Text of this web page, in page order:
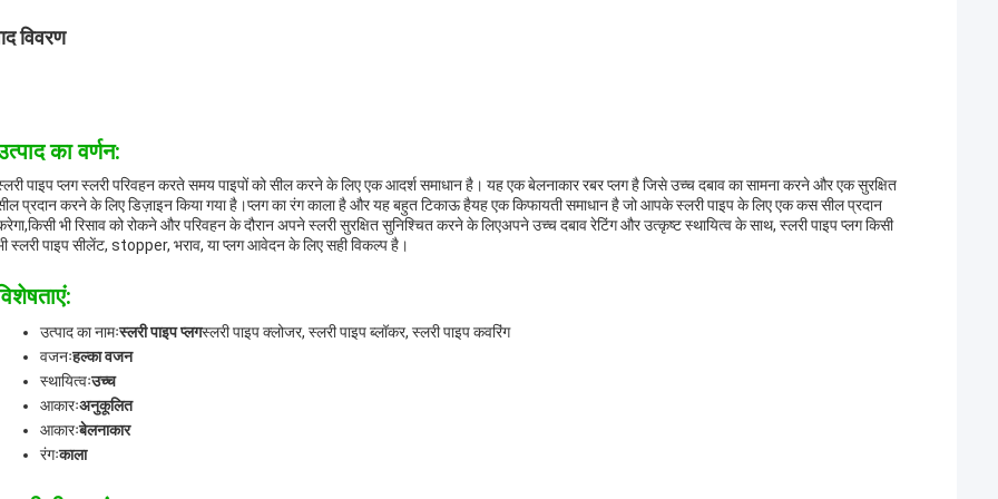
विवरण
का वर्णन:
पाइप प्लग स्लरी परिवहन करते समय पाइपों को सील करने के लिए एक आदर्श समाधान है। यह एक बेलनाकार रबर प्लग है जिसे उच्च दबाव का सामना करने और एक सुरक्षित
प्रदान करने के लिए डिज़ाइन किया गया है।प्लग का रंग काला है और यह बहुत टिकाऊ हैयह एक किफायती समाधान है जो आपके स्लरी पाइप के लिए एक कस सील प्रदान
भी रिसाव को रोकने और परिवहन के दौरान अपने स्लरी सुरक्षित सुनिश्चित करने के लिएअपने उच्च दबाव रेटिंग और उत्कृष्ट स्थायित्व के साथ, स्लरी पाइप प्लग किसी
स्लरी पाइप सीलेंट, stopper, भराव, या प्लग आवेदन के लिए सही विकल्प है।
उत्पाद का नामःस्लरी पाइप प्लगस्लरी पाइप क्लोजर, स्लरी पाइप ब्लॉकर, स्लरी पाइप कवरिंग
वजनःहल्का वजन
स्थायित्वःउच्च
आकारःअनुकूलित
आकारःबेलनाकार
रंगःकाला